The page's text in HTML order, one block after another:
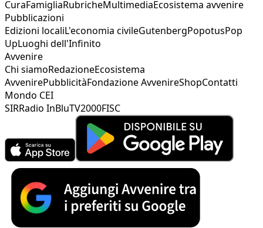
CuraFamigliaRubricheMultimediaEcosistema avvenire
Pubblicazioni
Edizioni localiL'economia civileGutenbergPopotusPop
UpLuoghi dell'Infinito
Avvenire
Chi siamoRedazioneEcosistema
AvvenirePubblicitàFondazione AvvenireShopContatti
Mondo CEI
SIRRadio InBluTV2000FISC